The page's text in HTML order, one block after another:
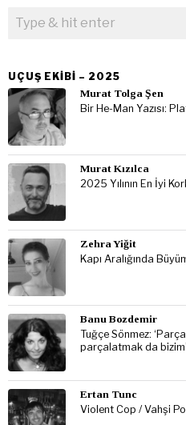
UÇUŞ EKIBI – 2025
Murat Tolga Şen
Bir He-Man Yazısı:
Murat Kızılca
2025 Yılının En İyi
Zehra Yiğit
Kapı Aralığında
Banu Bozdemir
Tuğçe Sönmez:
parçalatmak da bizim’
Ertan Tunc
Violent Cop / Vahşi